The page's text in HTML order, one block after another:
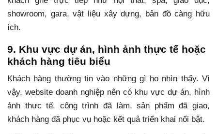
showroom, gara, vật liệu xây dựng, bản đồ càng hữu
ích.
9. Khu vực dự án, hình ảnh thực tế hoặc
khách hàng tiêu biểu
Khách hàng thường tin vào những gì họ nhìn thấy. Vì
vậy, website doanh nghiệp nên có khu vực dự án, hình
ảnh thực tế, công trình đã làm, sản phẩm đã giao,
khách hàng đã phục vụ hoặc kết quả triển khai nổi bật.